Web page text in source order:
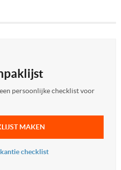
persoonlijke checklist voor
MAKEN
checklist